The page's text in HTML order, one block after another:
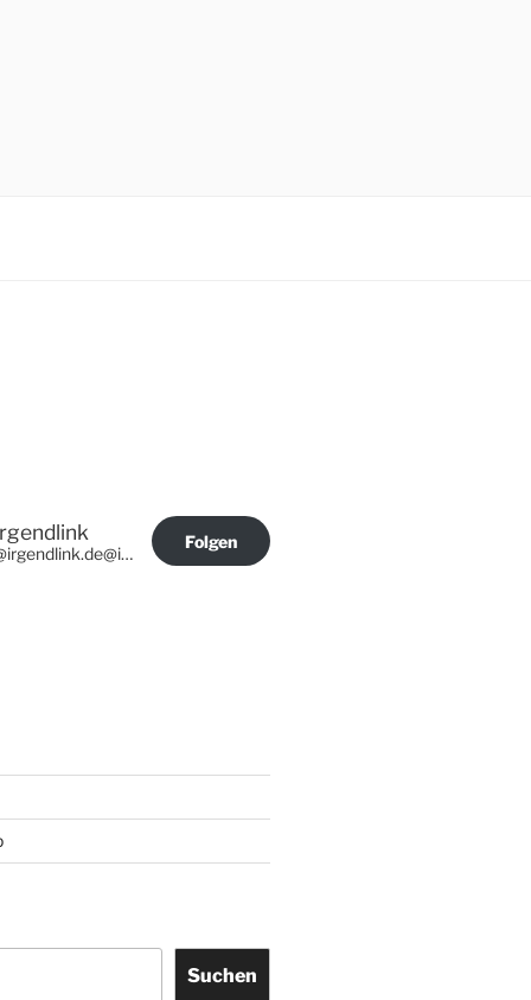
@irgendlink.de@irgendlink.de
Folgen
Suchen